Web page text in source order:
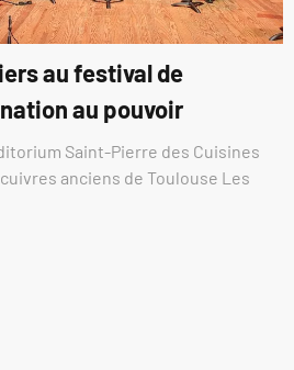
au festival de
au pouvoir
Saint-Pierre des Cuisines
anciens de Toulouse Les